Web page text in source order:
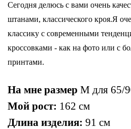
Сегодня делюсь с вами очень
штанами, классического кроя.Я
классику с современными
кроссовками - как на фото или с
принтами.
На мне размер М для 65/
Мой рост: 162 см
Длина изделия: 91 см